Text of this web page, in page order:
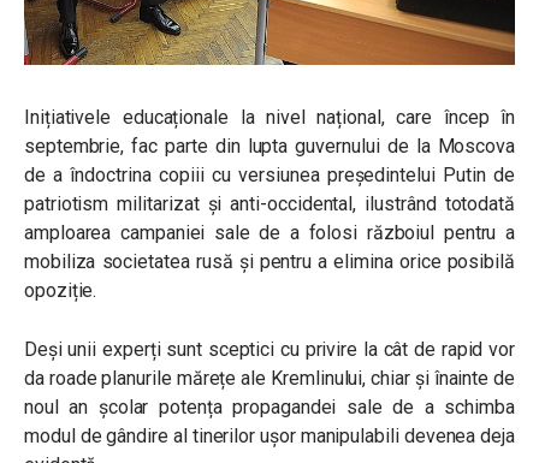
Inițiativele educaționale la nivel național, care încep în
septembrie, fac parte din lupta guvernului de la Moscova
de a îndoctrina copiii cu versiunea președintelui Putin de
patriotism militarizat și anti-occidental, ilustrând totodată
amploarea campaniei sale de a folosi războiul pentru a
mobiliza societatea rusă și pentru a elimina orice posibilă
opoziție.
Deși unii experți sunt sceptici cu privire la cât de rapid vor
da roade planurile mărețe ale Kremlinului, chiar și înainte de
noul an școlar potența propagandei sale de a schimba
modul de gândire al tinerilor ușor manipulabili devenea deja